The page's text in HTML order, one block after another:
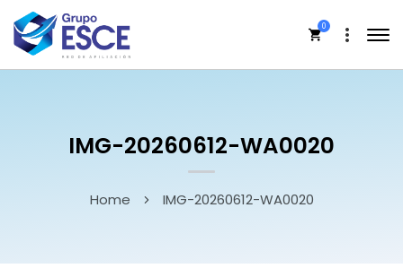
0
IMG-20260612-WA0020
Home IMG-20260612-WA0020